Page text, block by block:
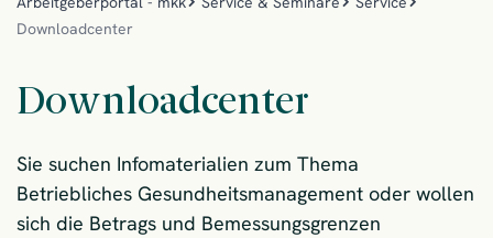
Downloadcenter
Downloadcenter
Sie suchen Infomaterialien zum Thema
Betriebliches Gesundheitsmanagement oder wollen
sich die Betrags und Bemessungsgrenzen